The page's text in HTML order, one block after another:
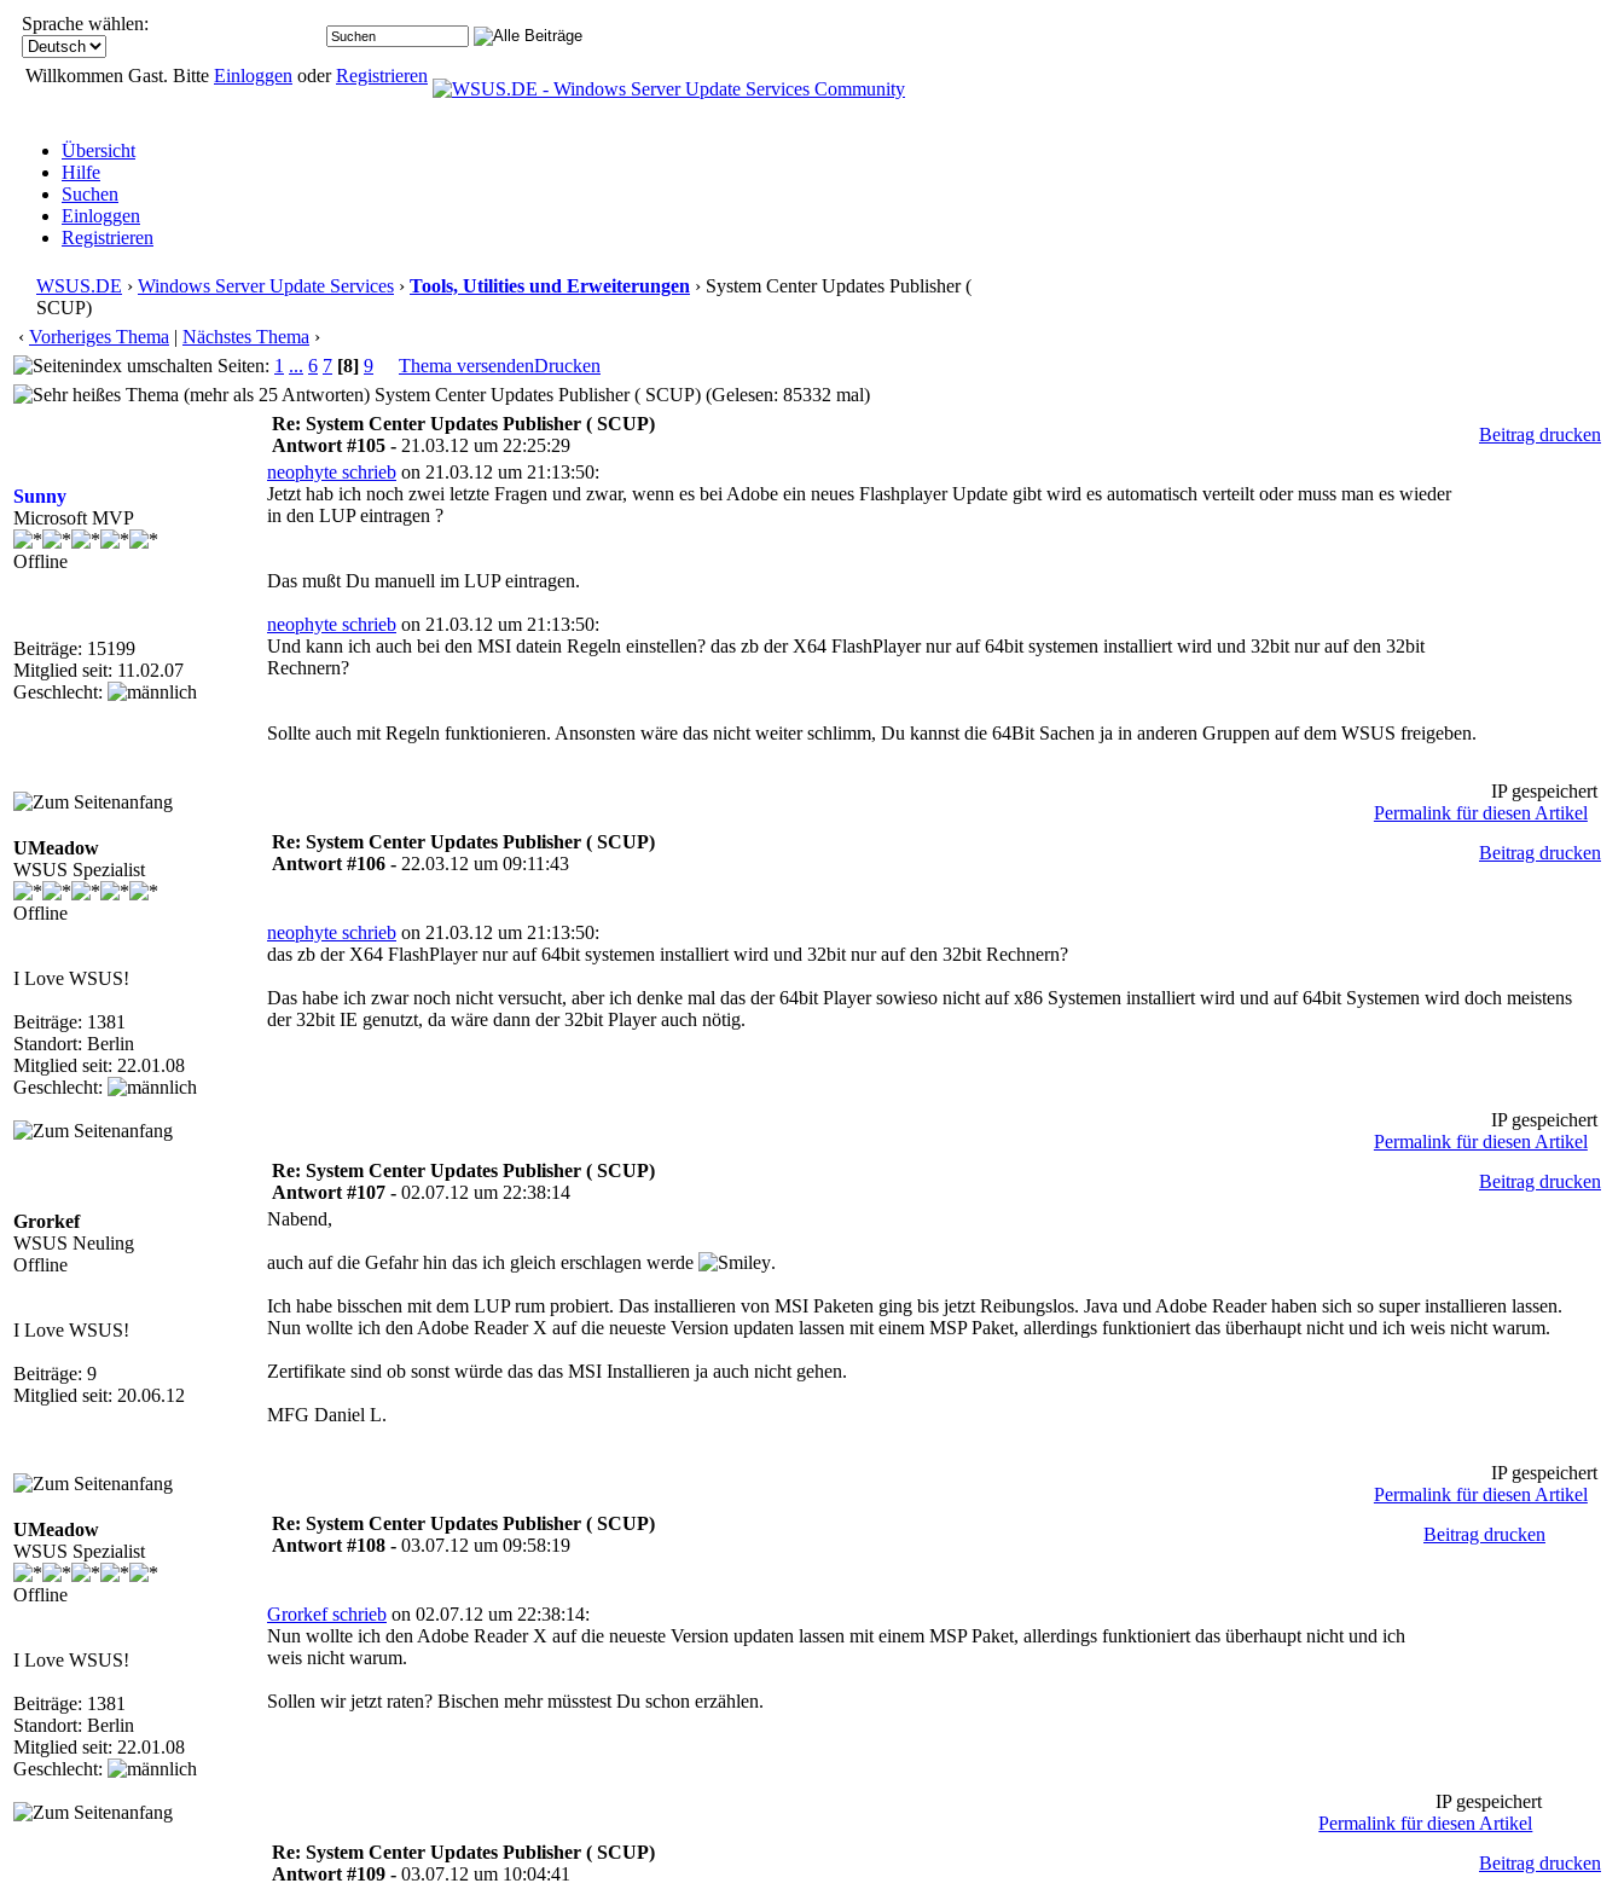
Sprache wählen:
Willkommen Gast. Bitte Einloggen oderRegistrieren
Übersicht
Hilfe
Suchen
Einloggen
Registrieren
WSUS.DE › Windows Server Update Services › Tools, Utilities und Erweiterungen › System Center Updates Publisher (
SCUP)
‹ Vorheriges Thema | Nächstes Thema ›
Seiten: 1 ... 6 7 [8] 9 Thema versendenDrucken
System Center Updates Publisher ( SCUP) (Gelesen: 85332 mal)
Sunny
Microsoft MVP
Offline
Beiträge: 15199
Mitglied seit: 11.02.07
Geschlecht:
Re: System Center Updates Publisher ( SCUP)
Antwort #105 - 21.03.12 um 22:25:29
Beitrag drucken
neophyte schrieb on 21.03.12 um 21:13:50:
Jetzt hab ich noch zwei letzte Fragen und zwar, wenn es bei Adobe ein neues Flashplayer Update gibt wird es automatisch verteilt oder muss man es wieder
in den LUP eintragen ?
Das mußt Du manuell im LUP eintragen.
neophyte schrieb on 21.03.12 um 21:13:50:
Und kann ich auch bei den MSI datein Regeln einstellen? das zb der X64 FlashPlayer nur auf 64bit systemen installiert wird und 32bit nur auf den 32bit
Rechnern?
Sollte auch mit Regeln funktionieren. Ansonsten wäre das nicht weiter schlimm, Du kannst die 64Bit Sachen ja in anderen Gruppen auf dem WSUS freigeben.
IP gespeichert
Permalink für diesen Artikel
UMeadow
WSUS Spezialist
Offline
I Love WSUS!
Beiträge: 1381
Standort: Berlin
Mitglied seit: 22.01.08
Geschlecht:
Re: System Center Updates Publisher ( SCUP)
Antwort #106 - 22.03.12 um 09:11:43
Beitrag drucken
neophyte schrieb on 21.03.12 um 21:13:50:
das zb der X64 FlashPlayer nur auf 64bit systemen installiert wird und 32bit nur auf den 32bit Rechnern?
Das habe ich zwar noch nicht versucht, aber ich denke mal das der 64bit Player sowieso nicht auf x86 Systemen installiert wird und auf 64bit Systemen wird doch meistens
der 32bit IE genutzt, da wäre dann der 32bit Player auch nötig.
IP gespeichert
Permalink für diesen Artikel
Grorkef
WSUS Neuling
Offline
I Love WSUS!
Beiträge: 9
Mitglied seit: 20.06.12
Re: System Center Updates Publisher ( SCUP)
Antwort #107 - 02.07.12 um 22:38:14
Beitrag drucken
Nabend,
auch auf die Gefahr hin das ich gleich erschlagen werde .
Ich habe bisschen mit dem LUP rum probiert. Das installieren von MSI Paketen ging bis jetzt Reibungslos. Java und Adobe Reader haben sich so super installieren lassen.
Nun wollte ich den Adobe Reader X auf die neueste Version updaten lassen mit einem MSP Paket, allerdings funktioniert das überhaupt nicht und ich weis nicht warum.
Zertifikate sind ob sonst würde das das MSI Installieren ja auch nicht gehen.
MFG Daniel L.
IP gespeichert
Permalink für diesen Artikel
UMeadow
WSUS Spezialist
Offline
I Love WSUS!
Beiträge: 1381
Standort: Berlin
Mitglied seit: 22.01.08
Geschlecht:
Re: System Center Updates Publisher ( SCUP)
Antwort #108 - 03.07.12 um 09:58:19
Beitrag drucken
Grorkef schrieb on 02.07.12 um 22:38:14:
Nun wollte ich den Adobe Reader X auf die neueste Version updaten lassen mit einem MSP Paket, allerdings funktioniert das überhaupt nicht und ich
weis nicht warum.
Sollen wir jetzt raten? Bischen mehr müsstest Du schon erzählen.
IP gespeichert
Permalink für diesen Artikel
Re: System Center Updates Publisher ( SCUP)
Antwort #109 - 03.07.12 um 10:04:41
Beitrag drucken